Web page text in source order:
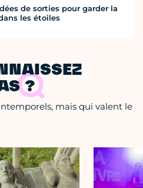
de sorties pour garder la
les étoiles
?
mais qui valent le